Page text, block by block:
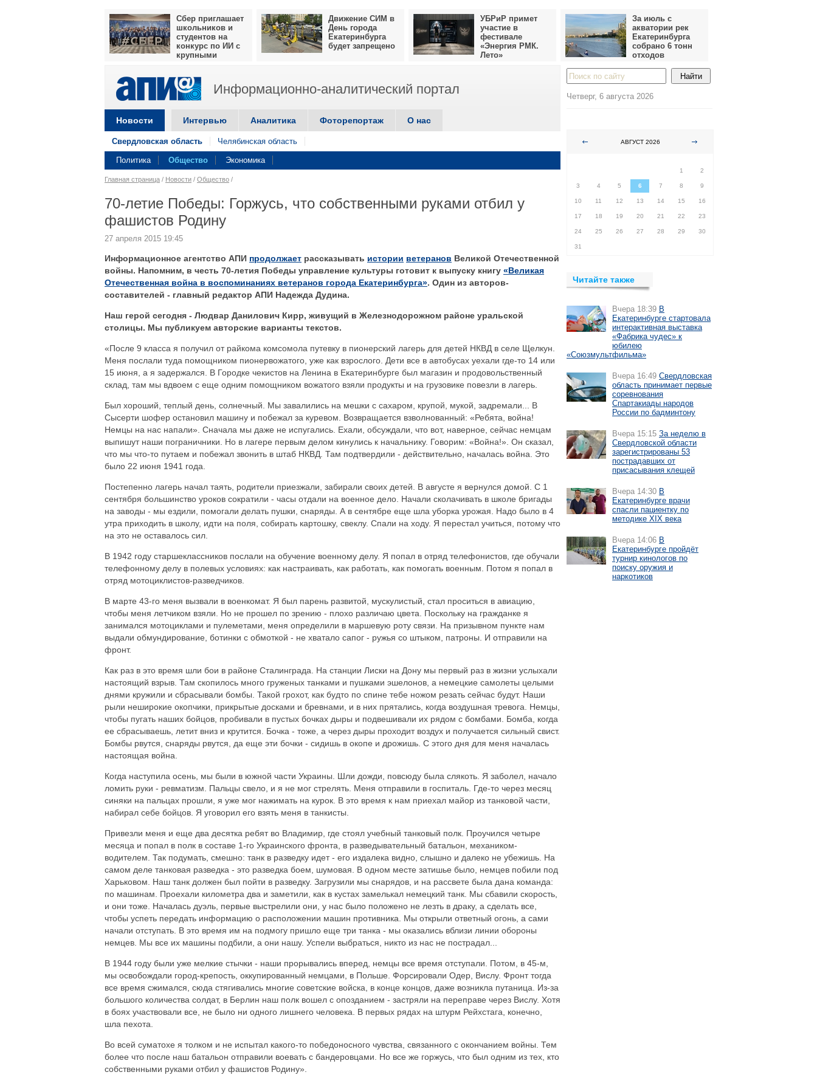
Сбер приглашает
школьников и
студентов на
конкурс по ИИ с
крупными
Движение СИМ в
День города
Екатеринбурга
будет запрещено
УБРиР примет
участие в
фестивале
«Энергия РМК.
Лето»
За июль с
акватории рек
Екатеринбурга
собрано 6 тонн
отходов
Информационно-аналитический портал
Новости Интервью Аналитика Фоторепортаж О нас
Свердловская область Челябинская область
Политика Общество Экономика
Главная страница / Новости / Общество /
70-летие Победы: Горжусь, что собственными руками отбил у
фашистов Родину
27 апреля 2015 19:45
Информационное агентство АПИ продолжает рассказывать истории ветеранов Великой Отечественной
войны. Напомним, в честь 70-летия Победы управление культуры готовит к выпуску книгу «Великая
Отечественная война в воспоминаниях ветеранов города Екатеринбурга». Один из авторов-
составителей - главный редактор АПИ Надежда Дудина.
Наш герой сегодня - Людвар Данилович Кирр, живущий в Железнодорожном районе уральской
столицы. Мы публикуем авторские варианты текстов.
«После 9 класса я получил от райкома комсомола путевку в пионерский лагерь для детей НКВД в селе Щелкун.
Меня послали туда помощником пионервожатого, уже как взрослого. Дети все в автобусах уехали где-то 14 или
15 июня, а я задержался. В Городке чекистов на Ленина в Екатеринбурге был магазин и продовольственный
склад, там мы вдвоем с еще одним помощником вожатого взяли продукты и на грузовике повезли в лагерь.
Был хороший, теплый день, солнечный. Мы завалились на мешки с сахаром, крупой, мукой, задремали... В
Сысерти шофер остановил машину и побежал за куревом. Возвращается взволнованный: «Ребята, война!
Немцы на нас напали». Сначала мы даже не испугались. Ехали, обсуждали, что вот, наверное, сейчас немцам
выпишут наши пограничники. Но в лагере первым делом кинулись к начальнику. Говорим: «Война!». Он сказал,
что мы что-то путаем и побежал звонить в штаб НКВД. Там подтвердили - действительно, началась война. Это
было 22 июня 1941 года.
Постепенно лагерь начал таять, родители приезжали, забирали своих детей. В августе я вернулся домой. С 1
сентября большинство уроков сократили - часы отдали на военное дело. Начали сколачивать в школе бригады
на заводы - мы ездили, помогали делать пушки, снаряды. А в сентябре еще шла уборка урожая. Надо было в 4
утра приходить в школу, идти на поля, собирать картошку, свеклу. Спали на ходу. Я перестал учиться, потому что
на это не оставалось сил.
В 1942 году старшеклассников послали на обучение военному делу. Я попал в отряд телефонистов, где обучали
телефонному делу в полевых условиях: как настраивать, как работать, как помогать военным. Потом я попал в
отряд мотоциклистов-разведчиков.
В марте 43-го меня вызвали в военкомат. Я был парень развитой, мускулистый, стал проситься в авиацию,
чтобы меня летчиком взяли. Но не прошел по зрению - плохо различаю цвета. Поскольку на гражданке я
занимался мотоциклами и пулеметами, меня определили в маршевую роту связи. На призывном пункте нам
выдали обмундирование, ботинки с обмоткой - не хватало сапог - ружья со штыком, патроны. И отправили на
фронт.
Как раз в это время шли бои в районе Сталинграда. На станции Лиски на Дону мы первый раз в жизни услыхали
настоящий взрыв. Там скопилось много груженых танками и пушками эшелонов, а немецкие самолеты целыми
днями кружили и сбрасывали бомбы. Такой грохот, как будто по спине тебе ножом резать сейчас будут. Наши
рыли неширокие окопчики, прикрытые досками и бревнами, и в них прятались, когда воздушная тревога. Немцы,
чтобы пугать наших бойцов, пробивали в пустых бочках дыры и подвешивали их рядом с бомбами. Бомба, когда
ее сбрасываешь, летит вниз и крутится. Бочка - тоже, а через дыры проходит воздух и получается сильный свист.
Бомбы рвутся, снаряды рвутся, да еще эти бочки - сидишь в окопе и дрожишь. С этого дня для меня началась
настоящая война.
Когда наступила осень, мы были в южной части Украины. Шли дожди, повсюду была слякоть. Я заболел, начало
ломить руки - ревматизм. Пальцы свело, и я не мог стрелять. Меня отправили в госпиталь. Где-то через месяц
синяки на пальцах прошли, я уже мог нажимать на курок. В это время к нам приехал майор из танковой части,
набирал себе бойцов. Я уговорил его взять меня в танкисты.
Привезли меня и еще два десятка ребят во Владимир, где стоял учебный танковый полк. Проучился четыре
месяца и попал в полк в составе 1-го Украинского фронта, в разведывательный батальон, механиком-
водителем. Так подумать, смешно: танк в разведку идет - его издалека видно, слышно и далеко не убежишь. На
самом деле танковая разведка - это разведка боем, шумовая. В одном месте затишье было, немцев побили под
Харьковом. Наш танк должен был пойти в разведку. Загрузили мы снарядов, и на рассвете была дана команда:
по машинам. Проехали километра два и заметили, как в кустах замелькал немецкий танк. Мы сбавили скорость,
и они тоже. Началась дуэль, первые выстрелили они, у нас было положено не лезть в драку, а сделать все,
чтобы успеть передать информацию о расположении машин противника. Мы открыли ответный огонь, а сами
начали отступать. В это время им на подмогу пришло еще три танка - мы оказались вблизи линии обороны
немцев. Мы все их машины подбили, а они нашу. Успели выбраться, никто из нас не пострадал...
В 1944 году были уже мелкие стычки - наши прорывались вперед, немцы все время отступали. Потом, в 45-м,
мы освобождали город-крепость, оккупированный немцами, в Польше. Форсировали Одер, Вислу. Фронт тогда
все время сжимался, сюда стягивались многие советские войска, в конце концов, даже возникла путаница. Из-за
большого количества солдат, в Берлин наш полк вошел с опозданием - застряли на переправе через Вислу. Хотя
в боях участвовали все, не было ни одного лишнего человека. В первых рядах на штурм Рейхстага, конечно,
шла пехота.
Во всей суматохе я толком и не испытал какого-то победоносного чувства, связанного с окончанием войны. Тем
более что после наш батальон отправили воевать с бандеровцами. Но все же горжусь, что был одним из тех, кто
собственными руками отбил у фашистов Родину».
Четверг, 6 августа 2026
АВГУСТ 2026
1
2
3 4 5 6 7 8 9
10 11 12 13 14 15 16
17 18 19 20 21 22 23
24 25 26 27 28 29 30
31
Читайте также
Вчера 18:39 В
Екатеринбурге стартовала
интерактивная выставка
«Фабрика чудес» к
юбилею
«Союзмультфильма»
Вчера 16:49 Свердловская
область принимает первые
соревнования
Спартакиады народов
России по бадминтону
Вчера 15:15 За неделю в
Свердловской области
зарегистрированы 53
пострадавших от
присасывания клещей
Вчера 14:30 В
Екатеринбурге врачи
спасли пациентку по
методике XIX века
Вчера 14:06 В
Екатеринбурге пройдёт
турнир кинологов по
поиску оружия и
наркотиков